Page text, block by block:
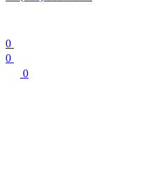
0
0
0